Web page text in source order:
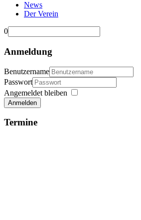
News
Der Verein
0
Anmeldung
Benutzername
Passwort
Angemeldet bleiben
Anmelden
Termine